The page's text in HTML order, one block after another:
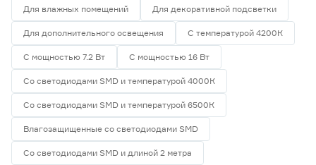
Для влажных помещений Для декоративной подсветки
Для дополнительного освещения С температурой 4200К
С мощностью 7.2 Вт С мощностью 16 Вт
Со светодиодами SMD и температурой 4000К
Со светодиодами SMD и температурой 6500К
Влагозащищенные со светодиодами SMD
Со светодиодами SMD и длиной 2 метра